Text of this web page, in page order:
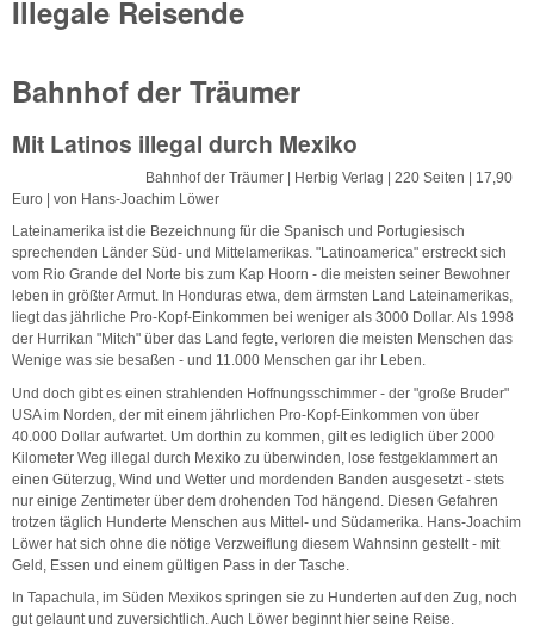
Illegale Reisende
Bahnhof der Träumer
Mit Latinos illegal durch Mexiko
Bahnhof der Träumer | Herbig Verlag | 220 Seiten | 17,90
Euro | von Hans-Joachim Löwer
Lateinamerika ist die Bezeichnung für die Spanisch und Portugiesisch
sprechenden Länder Süd- und Mittelamerikas. "Latinoamerica" erstreckt sich
vom Rio Grande del Norte bis zum Kap Hoorn - die meisten seiner Bewohner
leben in größter Armut. In Honduras etwa, dem ärmsten Land Lateinamerikas,
liegt das jährliche Pro-Kopf-Einkommen bei weniger als 3000 Dollar. Als 1998
der Hurrikan "Mitch" über das Land fegte, verloren die meisten Menschen das
Wenige was sie besaßen - und 11.000 Menschen gar ihr Leben.
Und doch gibt es einen strahlenden Hoffnungsschimmer - der "große Bruder"
USA im Norden, der mit einem jährlichen Pro-Kopf-Einkommen von über
40.000 Dollar aufwartet. Um dorthin zu kommen, gilt es lediglich über 2000
Kilometer Weg illegal durch Mexiko zu überwinden, lose festgeklammert an
einen Güterzug, Wind und Wetter und mordenden Banden ausgesetzt - stets
nur einige Zentimeter über dem drohenden Tod hängend. Diesen Gefahren
trotzen täglich Hunderte Menschen aus Mittel- und Südamerika. Hans-Joachim
Löwer hat sich ohne die nötige Verzweiflung diesem Wahnsinn gestellt - mit
Geld, Essen und einem gültigen Pass in der Tasche.
In Tapachula, im Süden Mexikos springen sie zu Hunderten auf den Zug, noch
gut gelaunt und zuversichtlich. Auch Löwer beginnt hier seine Reise.